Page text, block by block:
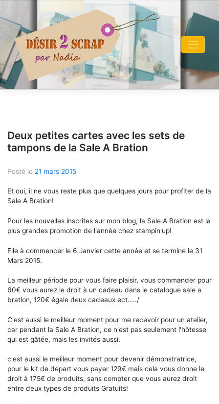
content
Deux petites cartes avec les sets de
tampons de la Sale A Bration
Posté le 21 mars 2015
Et oui, il ne vous reste plus que quelques jours pour profiter de la
Sale A Bration!
Pour les nouvelles inscrites sur mon blog, la Sale A Bration est la
plus grandes promotion de l'année chez stampin'up!
Elle à commencer le 6 Janvier cette année et se termine le 31
Mars 2015.
La meilleur période pour vous faire plaisir, vous commander pour
60€ vous aurez le droit à un cadeau dans le catalogue sale a
bration, 120€ égale deux cadeaux ect…../
C'est aussi le meilleur moment pour me recevoir pour un atelier,
car pendant la Sale A Bration, ce n'est pas seulement l'hôtesse
qui est gâtée, mais les invités aussi.
c'est aussi le meilleur moment pour devenir démonstratrice,
pour le kit de départ vous payer 129€ mais cela vous donne le
droit à 175€ de produits, sans compter que vous aurez droit
entre deux types de produits Gratuits!